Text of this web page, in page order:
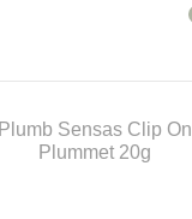
Plumb Sensas Clip On
Plummet 20g